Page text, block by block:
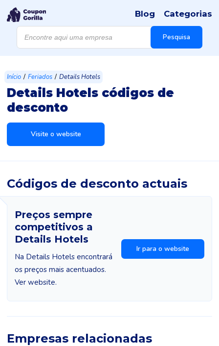
Products
search Pesquisa
Blog Categorias
Início / Feriados / Details Hotels
Details Hotels códigos de
desconto
Visite o website
Códigos de desconto actuais
Preços sempre
competitivos a
Details Hotels
Na Details Hotels encontrará
os preços mais acentuados.
Ver website.
Ir para o website
Empresas relacionadas